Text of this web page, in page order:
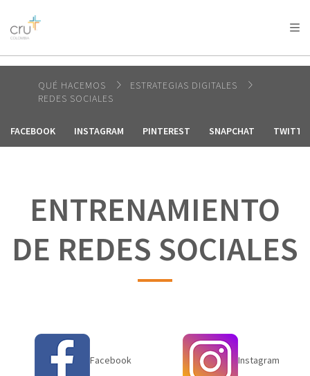
AFRICA
AMERICA / CARIBBEAN
OCEANIA
QUÉ HACEMOS
ESTRATEGIAS DIGITALES
REDES SOCIALES
FACEBOOK INSTAGRAM PINTEREST SNAPCHAT
ENTRENAMIENTO
DE REDES SOCIALES
Facebook Instagram